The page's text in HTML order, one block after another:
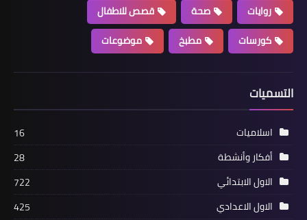
روايات
صحة
قصص للاطفال
كورسات
مطبخ موضوعات
التسميات
اسلاميات
16
أفكار وأنشطة
28
الاول الابتدائي
722
الاول الاعدادي
425